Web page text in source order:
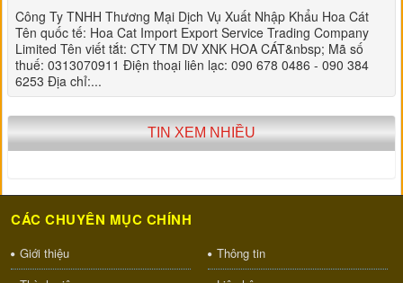
Công Ty TNHH Thương Mại Dịch Vụ Xuất Nhập Khẩu Hoa Cát
Tên quốc tế: Hoa Cat Import Export Service Trading Company
Limited Tên viết tắt: CTY TM DV XNK HOA CÁT&nbsp; Mã số
thuế: 0313070911 Điện thoại liên lạc: 090 678 0486 - 090 384
6253 Địa chỉ:...
TIN XEM NHIỀU
CÁC CHUYÊN MỤC CHÍNH
Giới thiệu
Thông tin